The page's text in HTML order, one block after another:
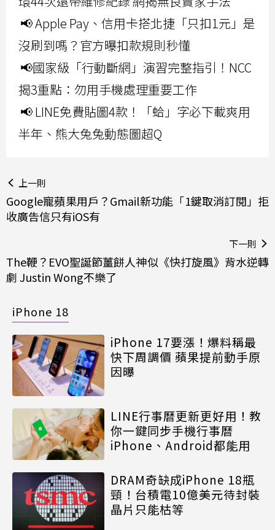
📢 Apple Pay、信用卡搭北捷「只扣1元」是
沒刷到嗎？官方曝扣款規則秒懂
📢國家級「行動斷網」演習完整指引！NCC
揭3重點：勿用手機處理重要工作
📢 LINE免費貼圖4款！「蛤」字必下載爽用
半年、熊大兔兔動態圖超Q
上一則
Google寵蘋果用戶？Gmail新功能「1鍵取消訂閱」拒
收廣告信只有iOS有
下一則
The鞭？EVO聖誕節薑餅人神似《快打旋風》背水逆轉
劇 Justin Wong不樂了
iPhone 18
iPhone 17要漲！爆料稱最
快下周調價 蘋果提前動手原
因曝
LINE行事曆更新更好用！教
你一鍵同步手機行事曆
iPhone、Android都能用
DRAM奇缺成iPhone 18瓶
頸！台積電10億美元待封裝
晶片只能枯等